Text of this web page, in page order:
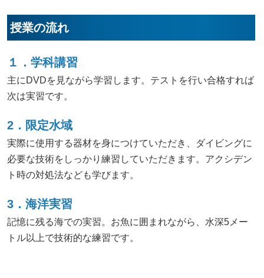
授業の流れ
１．学科講習
主にDVDを見ながら学習します。テストを行い合格すれば
次は実習です。
2．限定水域
実際に使用する器材を身につけていただき、ダイビングに
必要な技術をしっかり練習していただきます。アクシデン
ト時の対処法なども学びます。
3．海洋実習
記憶に残る海での実習。お魚に囲まれながら、水深5メー
トル以上で技術的な練習です。